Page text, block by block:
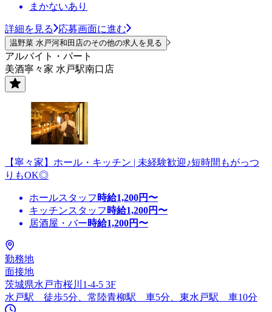
まかないあり
詳細を見る 応募画面に進む
温野菜 水戸河和田店のその他の求人を見る
アルバイト・パート
美酒寧々家 水戸駅南口店
【寧々家】ホール・キッチン | 未経験歓迎♪短時間もがっつ
りもOK◎
ホールスタッフ 時給1,200円〜
キッチンスタッフ 時給1,200円〜
居酒屋・バー時給1,200円〜
勤務地
面接地
茨城県水戸市桜川1-4-5 3F
水戸駅 徒歩5分、常陸青柳駅 車5分、東水戸駅 車10分